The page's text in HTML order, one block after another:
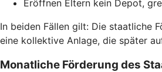
Eröffnen Eltern kein Depot,
In beiden Fällen gilt: Die staatliche
eine kollektive Anlage, die später
Monatliche Förderung des